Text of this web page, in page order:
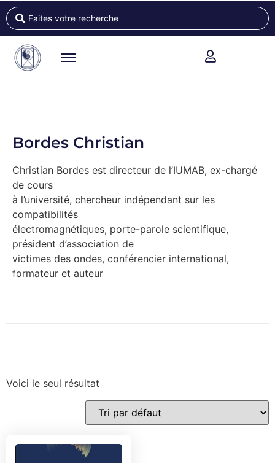
Bordes Christian
Christian Bordes est directeur de l’IUMAB, ex-chargé
de cours
à l’université, chercheur indépendant sur les
compatibilités
électromagnétiques, porte-parole scientifique,
président d’association de
victimes des ondes, conférencier international,
formateur et auteur
Voici le seul résultat